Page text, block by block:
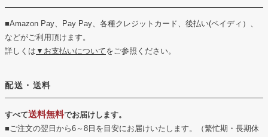
■Amazon Pay、Pay Pay、各種クレジットカード、後払い(ペイディ）、
などがご利用頂けます。
詳しくは ▼お支払いについてをご参照ください。
配送・送料
すべて送料無料でお届けします。
■ご注文の翌日から6～8日を目安にお届けいたします。（繁忙期・長期休